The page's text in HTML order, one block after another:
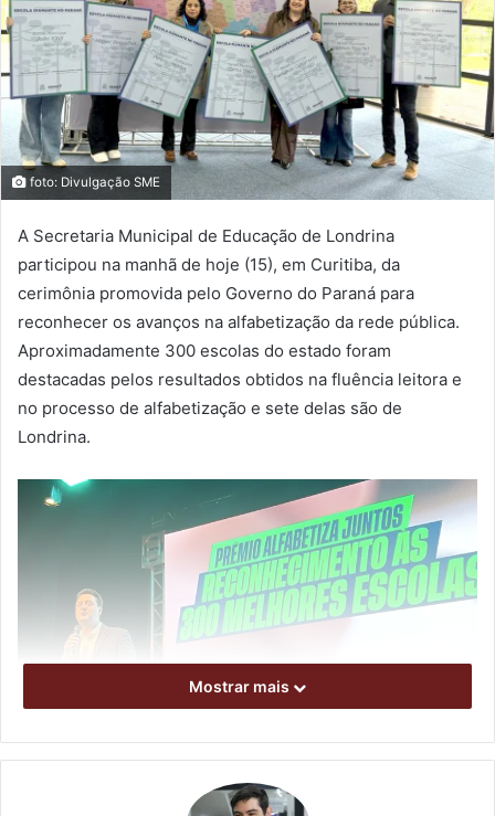
foto: Divulgação SME
A Secretaria Municipal de Educação de Londrina
participou na manhã de hoje (15), em Curitiba, da
cerimônia promovida pelo Governo do Paraná para
reconhecer os avanços na alfabetização da rede pública.
Aproximadamente 300 escolas do estado foram
destacadas pelos resultados obtidos na fluência leitora e
no processo de alfabetização e sete delas são de
Londrina.
Governador Ratinho Júnior participou da cerimônia de premiação /
Mostrar mais